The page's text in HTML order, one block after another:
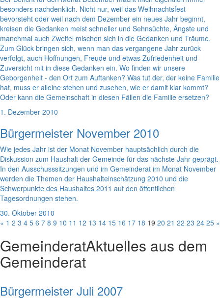
besonders nachdenklich. Nicht nur, weil das Weihnachtsfest
bevorsteht oder weil nach dem Dezember ein neues Jahr beginnt,
kreisen die Gedanken meist schneller und Sehnsüchte, Ängste und
manchmal auch Zweifel mischen sich in die Gedanken und Träume.
Zum Glück bringen sich, wenn man das vergangene Jahr zurück
verfolgt, auch Hoffnungen, Freude und etwas Zufriedenheit und
Zuversicht mit in diese Gedanken ein. Wo finden wir unsere
Geborgenheit - den Ort zum Auftanken? Was tut der, der keine Familie
hat, muss er alleine stehen und zusehen, wie er damit klar kommt?
Oder kann die Gemeinschaft in diesen Fällen die Familie ersetzen?
1. Dezember 2010
Bürgermeister November 2010
Wie jedes Jahr ist der Monat November hauptsächlich durch die
Diskussion zum Haushalt der Gemeinde für das nächste Jahr geprägt.
In den Ausschusssitzungen und im Gemeinderat im Monat November
werden die Themen der Haushalteinschätzung 2010 und die
Schwerpunkte des Haushaltes 2011 auf den öffentlichen
Tagesordnungen stehen.
30. Oktober 2010
« 1 2 3 4 5 6 7 8 9 10 11 12 13 14 15 16 17 18 19 20 21 22 23 24 25 »
GemeinderatAktuelles aus dem
Gemeinderat
Bürgermeister Juli 2007